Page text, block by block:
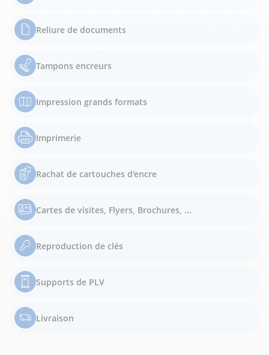
Reliure de documents
Tampons encreurs
Impression grands formats
Imprimerie
Rachat de cartouches d'encre
Cartes de visites, Flyers, Brochures, ...
Reproduction de clés
Supports de PLV
Livraison